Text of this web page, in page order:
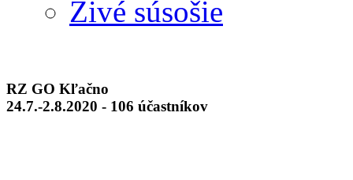
Živé súsošie
RZ GO Kľačno
24.7.-2.8.2020 - 106 účastníkov